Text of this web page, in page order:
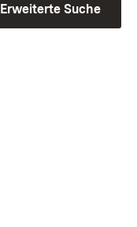
Erweiterte Suche